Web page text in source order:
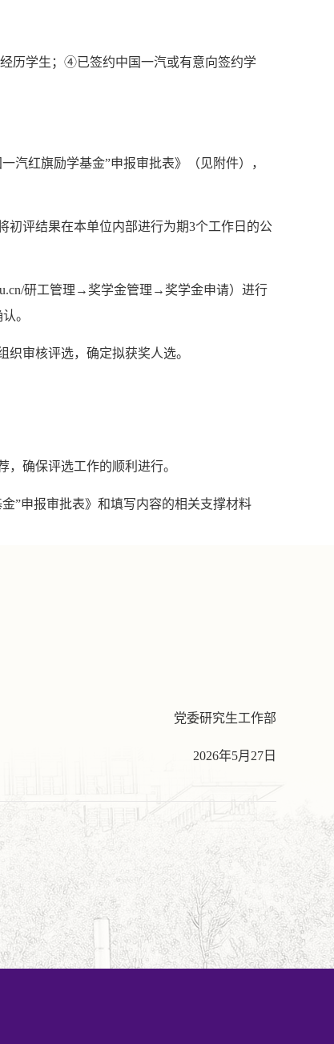
历学生；④已签约中国一汽或有意向签约学
汽红旗励学基金”申报审批表》（见附件），
初评结果在本单位内部进行为期3个工作日的公
研工管理→奖学金管理→奖学金申请）进行
。
审核评选，确定拟获奖人选。
确保评选工作的顺利进行。
”申报审批表》和填写内容的相关支撑材料
党委研究生工作部
2026年5月27日